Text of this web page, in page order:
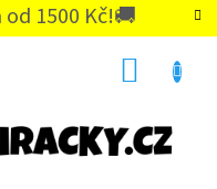
1500 Kč!🚚